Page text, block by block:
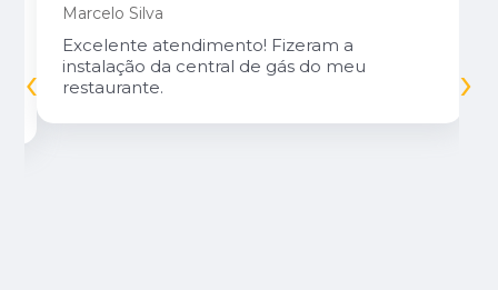
Marcelo Silva
Excelente atendimento! Fizeram a
instalação da central de gás do meu
restaurante.
‹ ›